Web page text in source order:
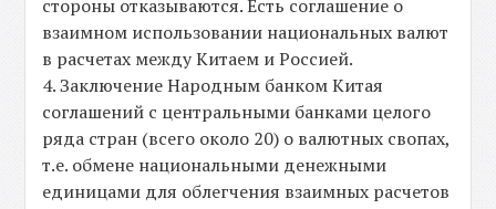
стороны отказываются. Есть соглашение о
взаимном использовании национальных валют
в расчетах между Китаем и Россией.
4. Заключение Народным банком Китая
соглашений с центральными банками целого
ряда стран (всего около 20) о валютных свопах,
т.е. обмене национальными денежными
единицами для облегчения взаимных расчетов